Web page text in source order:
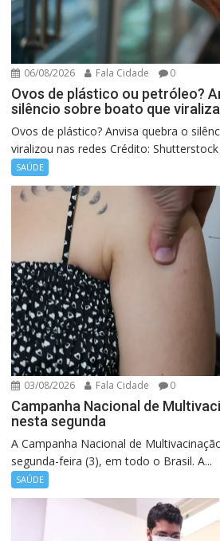
06/08/2026 Fala Cidade 0
Ovos de plástico ou petróleo?
silêncio sobre boato que
Ovos de plástico? Anvisa quebra o
viralizou nas redes Crédito: Shutterstock
SAÚDE
03/08/2026 Fala Cidade 0
Campanha Nacional de
nesta segunda
A Campanha Nacional de
segunda-feira (3), em todo o Brasil. A...
SAÚDE